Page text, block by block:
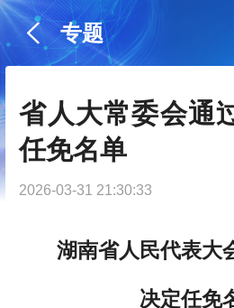
专题
省人大常委会通
任免名单
2026-03-31 21:30:33
湖南省人民代表大
决定任免